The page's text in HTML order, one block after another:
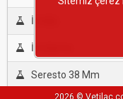
İmida
İmidamix
Seresto 38 Mm
2026 ©